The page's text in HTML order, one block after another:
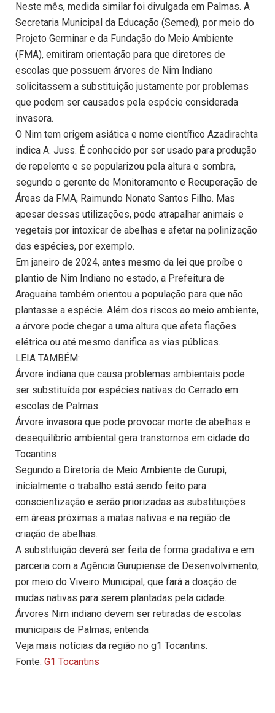
Neste mês, medida similar foi divulgada em Palmas. A
Secretaria Municipal da Educação (Semed), por meio do
Projeto Germinar e da Fundação do Meio Ambiente
(FMA), emitiram orientação para que diretores de
escolas que possuem árvores de Nim Indiano
solicitassem a substituição justamente por problemas
que podem ser causados pela espécie considerada
invasora.
O Nim tem origem asiática e nome científico Azadirachta
indica A. Juss. É conhecido por ser usado para produção
de repelente e se popularizou pela altura e sombra,
segundo o gerente de Monitoramento e Recuperação de
Áreas da FMA, Raimundo Nonato Santos Filho. Mas
apesar dessas utilizações, pode atrapalhar animais e
vegetais por intoxicar de abelhas e afetar na polinização
das espécies, por exemplo.
Em janeiro de 2024, antes mesmo da lei que proíbe o
plantio de Nim Indiano no estado, a Prefeitura de
Araguaína também orientou a população para que não
plantasse a espécie. Além dos riscos ao meio ambiente,
a árvore pode chegar a uma altura que afeta fiações
elétrica ou até mesmo danifica as vias públicas.
LEIA TAMBÉM:
Árvore indiana que causa problemas ambientais pode
ser substituída por espécies nativas do Cerrado em
escolas de Palmas
Árvore invasora que pode provocar morte de abelhas e
desequilíbrio ambiental gera transtornos em cidade do
Tocantins
Segundo a Diretoria de Meio Ambiente de Gurupi,
inicialmente o trabalho está sendo feito para
conscientização e serão priorizadas as substituições
em áreas próximas a matas nativas e na região de
criação de abelhas.
A substituição deverá ser feita de forma gradativa e em
parceria com a Agência Gurupiense de Desenvolvimento,
por meio do Viveiro Municipal, que fará a doação de
mudas nativas para serem plantadas pela cidade.
Árvores Nim indiano devem ser retiradas de escolas
municipais de Palmas; entenda
Veja mais notícias da região no g1 Tocantins.
Fonte: G1 Tocantins